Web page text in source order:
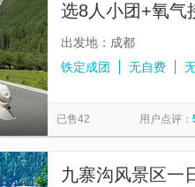
选8人小团+氧气
自由活动+可升
出发地：成都
铁定成团
无自费
已售42 用户点评：
九寨沟风景区一